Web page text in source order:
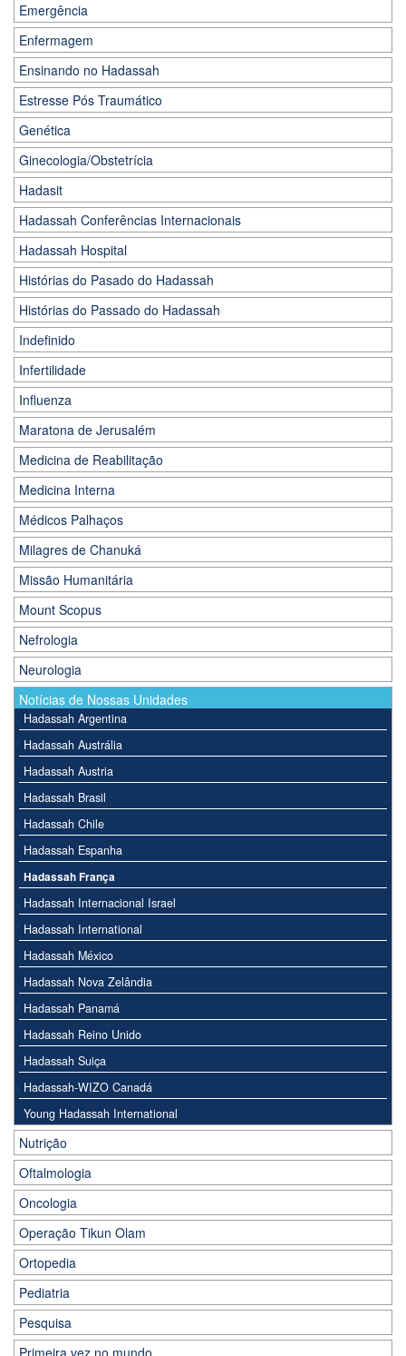
Emergência
Enfermagem
Ensinando no Hadassah
Estresse Pós Traumático
Genética
Ginecologia/Obstetrícia
Hadasit
Hadassah Conferências Internacionais
Hadassah Hospital
Histórias do Pasado do Hadassah
Histórias do Passado do Hadassah
Indefinido
Infertilidade
Influenza
Maratona de Jerusalém
Medicina de Reabilitação
Medicina Interna
Médicos Palhaços
Milagres de Chanuká
Missão Humanitária
Mount Scopus
Nefrologia
Neurologia
Notícias de Nossas Unidades
Hadassah Argentina
Hadassah Austrália
Hadassah Austria
Hadassah Brasil
Hadassah Chile
Hadassah Espanha
Hadassah França
Hadassah Internacional Israel
Hadassah International
Hadassah México
Hadassah Nova Zelândia
Hadassah Panamá
Hadassah Reino Unido
Hadassah Suiça
Hadassah-WIZO Canadá
Young Hadassah International
Nutrição
Oftalmologia
Oncologia
Operação Tikun Olam
Ortopedia
Pediatria
Pesquisa
Primeira vez no mundo